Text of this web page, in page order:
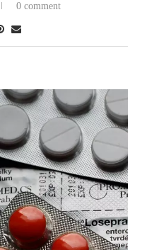
0 comment